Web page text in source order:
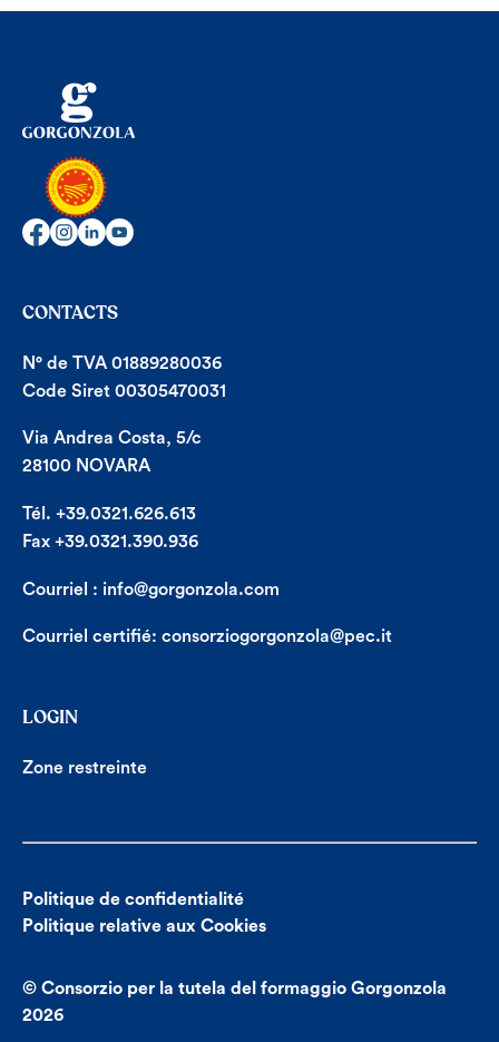
CONTACTS
N° de TVA 01889280036
Code Siret 00305470031
Via Andrea Costa, 5/c
28100 NOVARA
Tél. +39.0321.626.613
Fax +39.0321.390.936
Courriel : info@gorgonzola.com
Courriel certifié: consorziogorgonzola@pec.it
LOGIN
Zone restreinte
Politique de confidentialité
Politique relative aux Cookies
© Consorzio per la tutela del formaggio Gorgonzola
2026